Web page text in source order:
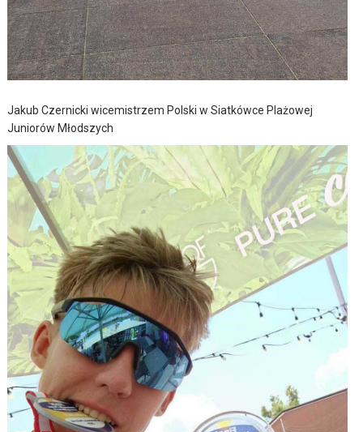
Jakub Czernicki wicemistrzem Polski w Siatkówce Plażowej
Juniorów Młodszych